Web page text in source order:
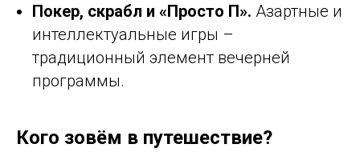
Покер, скрабл и «Просто П». Азартные и
интеллектуальные игры –
традиционный элемент вечерней
программы.
Кого зовём в путешествие?